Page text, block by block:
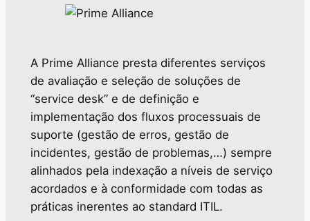
A Prime Alliance presta diferentes serviços
de avaliação e seleção de soluções de
“service desk” e de definição e
implementação dos fluxos processuais de
suporte (gestão de erros, gestão de
incidentes, gestão de problemas,…) sempre
alinhados pela indexação a níveis de serviço
acordados e à conformidade com todas as
práticas inerentes ao standard ITIL.